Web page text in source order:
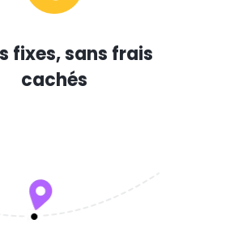
fixes, sans frais
cachés